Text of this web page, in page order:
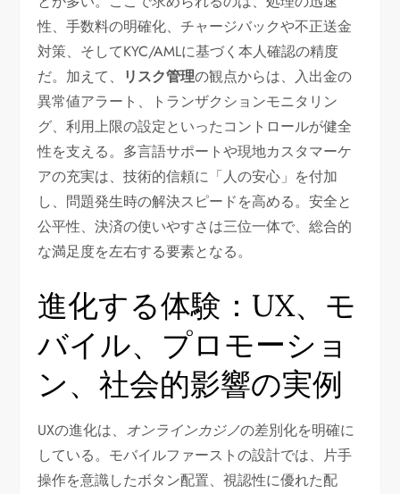
性、手数料の明確化、チャージバックや不正送金
対策、そしてKYC/AMLに基づく本人確認の精度
だ。加えて、
リスク管理の観点からは、入出金の
異常値アラート、トランザクションモニタリン
グ、利用上限の設定といったコントロールが健全
性を支える。多言語サポートや現地カスタマーケ
アの充実は、技術的信頼に「人の安心」を付加
し、問題発生時の解決スピードを高める。安全と
公平性、決済の使いやすさは三位一体で、総合的
な満足度を左右する要素となる。
進化する体験：UX、モ
バイル、プロモーショ
ン、社会的影響の実例
UXの進化は、 オンラインカジノの差別化を明確に
している。モバイルファーストの設計では、片手
操作を意識したボタン配置、視認性に優れた配